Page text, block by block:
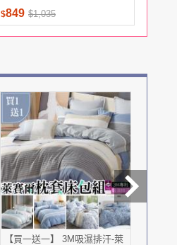
$849 $1,035
【買一送一】 3M吸濕排汗-萊